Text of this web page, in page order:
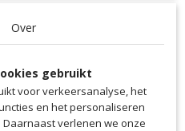
Over
gebruikt
voor verkeersanalyse, het
en het personaliseren
verlenen we onze